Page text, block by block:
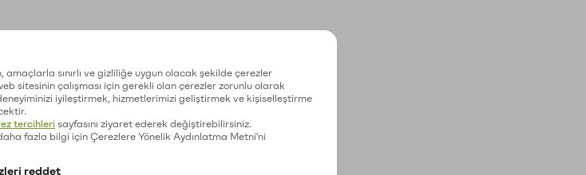
sınırlı ve gizliliğe uygun olacak şekilde çerezler
sitesinin çalışması için gerekli olan çerezler zorunlu olarak
iyileştirmek, hizmetlerimizi geliştirmek ve kişiselleştirme
tercihleri sayfasını ziyaret ederek değiştirebilirsiniz.
fazla bilgi için Çerezlere Yönelik Aydınlatma Metni'ni
reddet